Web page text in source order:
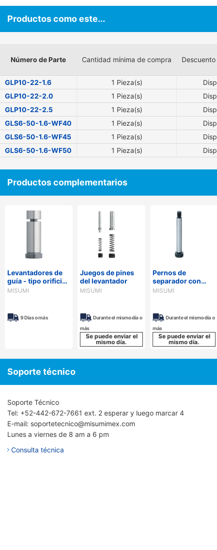
Productos como este...
Número de Parte Cantidad mínima de compra
GLP10-22-1.6 1 Pieza(s)
GLP10-22-2.0
1 Pieza(s)
GLP10-22-2.5
1 Pieza(s)
GLS6-50-1.6-WF40
1 Pieza(s)
GLS6-50-1.6-WF45
1 Pieza(s)
GLS6-50-1.6-WF50
1 Pieza(s)
Productos complementarios
Levantadores de
guía - tipo orificio
de resorte -
MISUMI
9 Días o más
Juegos de pines
del levantador
MISUMI
Durante el mismo día o
más
Se puede enviar el
mismo día.
Pernos de
separador con
rosca macho
MISUMI
Durante el mismo día o
más
Se puede enviar el
mismo día.
Soporte técnico
Soporte Técnico
Tel: +52-442-672-7661 ext. 2 esperar y luego marcar 4
E-mail: soportetecnico@misumimex.com
Lunes a viernes de 8 am a 6 pm
Consulta técnica